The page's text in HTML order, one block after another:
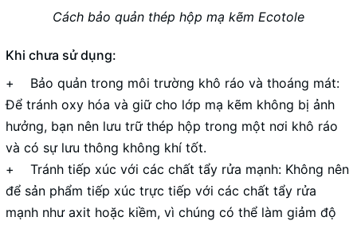
Cách bảo quản thép hộp mạ kẽm Ecotole
Khi chưa sử dụng:
+ Bảo quản trong môi trường khô ráo và thoáng mát:
Để tránh oxy hóa và giữ cho lớp mạ kẽm không bị ảnh
hưởng, bạn nên lưu trữ thép hộp trong một nơi khô ráo
và có sự lưu thông không khí tốt.
+ Tránh tiếp xúc với các chất tẩy rửa mạnh: Không nên
để sản phẩm tiếp xúc trực tiếp với các chất tẩy rửa
mạnh như axit hoặc kiềm, vì chúng có thể làm giảm độ